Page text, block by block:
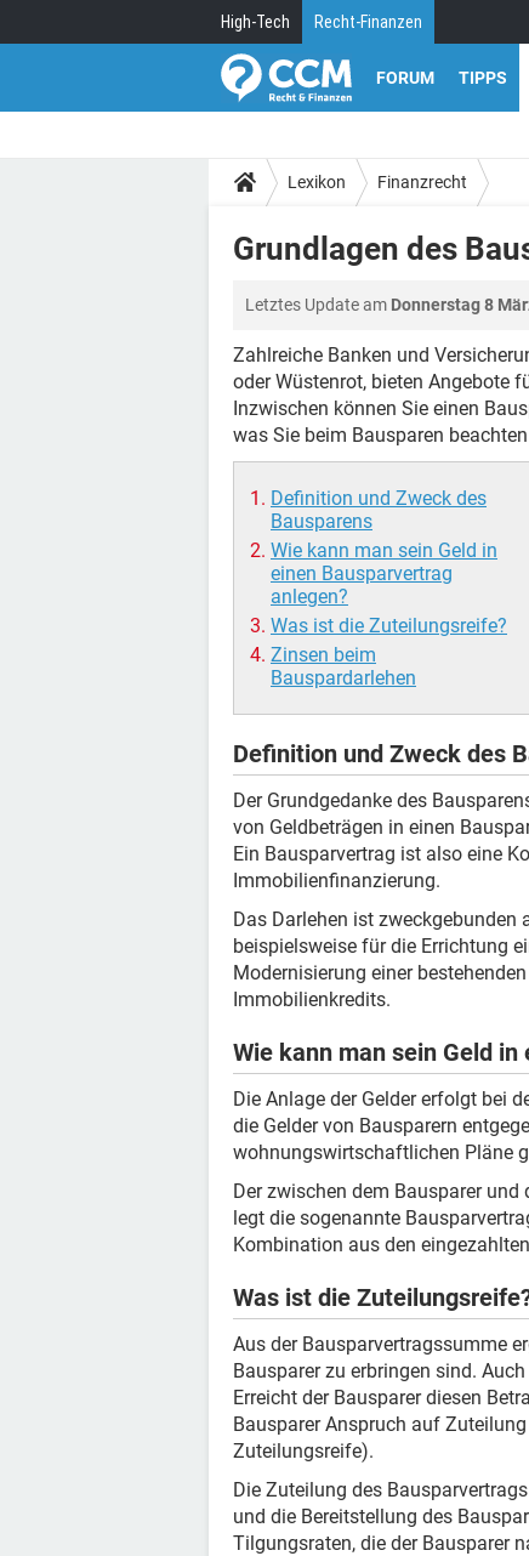
High-Tech Recht-Finanzen
FORUM TIPPS
Lexikon Finanzrecht
Grundlagen des
Letztes Update am Donnerstag 8
Zahlreiche Banken und
oder Wüstenrot, bieten Angebote
Inzwischen können Sie einen
was Sie beim Bausparen
Definition und Zweck des
Bausparens
Wie kann man sein Geld in
einen Bausparvertrag
anlegen?
Was ist die Zuteilungsreife?
Zinsen beim
Bauspardarlehen
Definition und Zweck des
Der Grundgedanke des
von Geldbeträgen in einen
Ein Bausparvertrag ist also eine
Immobilienfinanzierung.
Das Darlehen ist zweckgebunden
beispielsweise für die Errichtung
Modernisierung einer bestehenden
Immobilienkredits.
Wie kann man sein Geld
Die Anlage der Gelder erfolgt bei
die Gelder von Bausparern
wohnungswirtschaftlichen Pläne
Der zwischen dem Bausparer
legt die sogenannte
Kombination aus den
Was ist die
Aus der Bausparvertragssumme
Bausparer zu erbringen sind.
Erreicht der Bausparer diesen
Bausparer Anspruch auf
Zuteilungsreife).
Die Zuteilung des
und die Bereitstellung des
Tilgungsraten, die der Bausparer